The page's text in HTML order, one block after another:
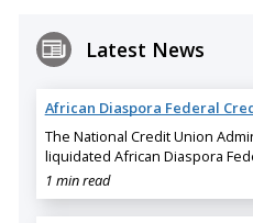
Latest News
African Diaspora Federal
The National Credit Union
liquidated African Diaspora
1 min read